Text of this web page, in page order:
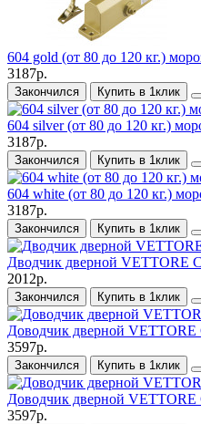
604 gold (от 80 до 120 кг.)
3187р.
Закончился Купить в 1клик
604 silver (от 80 до 120 кг.)
3187р.
Закончился Купить в 1клик
604 white (от 80 до 120 кг.)
3187р.
Закончился Купить в 1клик
Дводчик дверной VETTORE
2012р.
Закончился Купить в 1клик
Доводчик дверной
3597р.
Закончился Купить в 1клик
Доводчик дверной VЕTTORE
3597р.